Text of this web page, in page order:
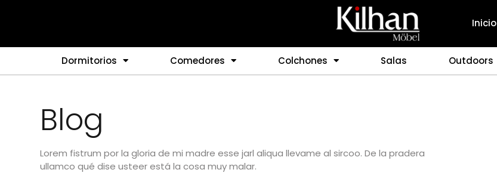
Inicio
Dormitorios Comedores Colchones Salas Outdoors
Blog
Lorem fistrum por la gloria de mi madre esse jarl aliqua llevame al sircoo. De la pradera
ullamco qué dise usteer está la cosa muy malar.